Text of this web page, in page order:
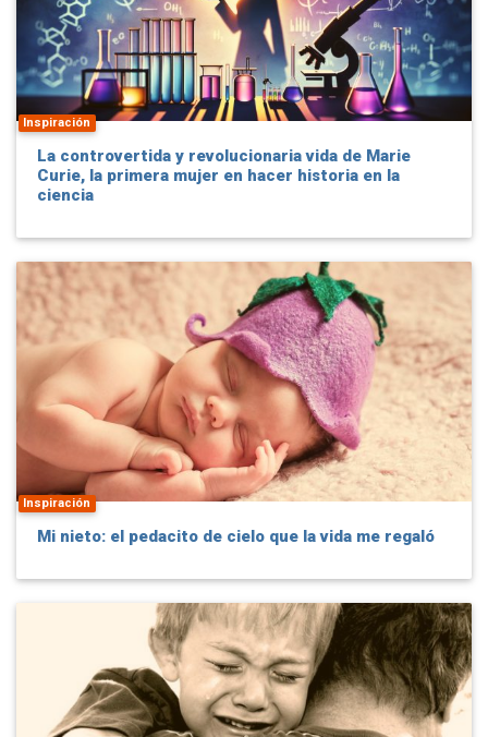
Inspiración
La controvertida y revolucionaria vida de Marie
Curie, la primera mujer en hacer historia en la
ciencia
Inspiración
Mi nieto: el pedacito de cielo que la vida me regaló